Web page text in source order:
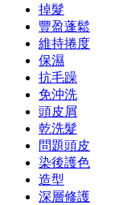
掉髮
豐盈蓬鬆
維持捲度
保濕
抗毛躁
免沖洗
頭皮屑
乾洗髮
問題頭皮
染後護色
造型
深層修護